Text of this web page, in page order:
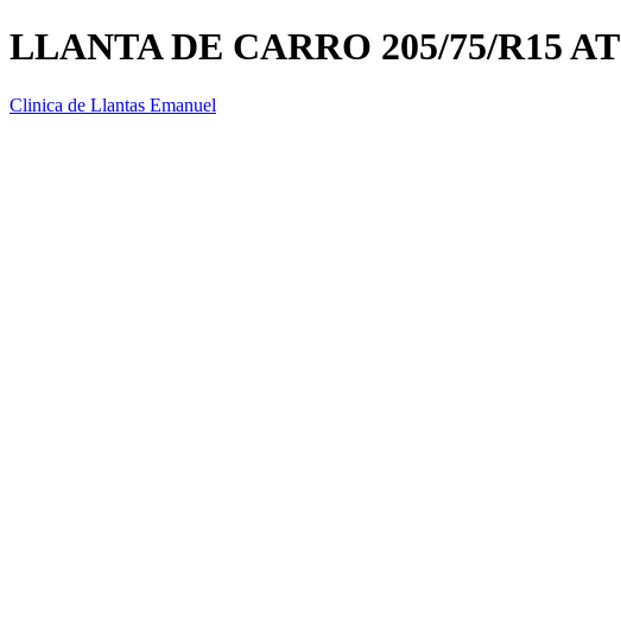
LLANTA DE CARRO 205/75/R15 AT
Clinica de Llantas Emanuel